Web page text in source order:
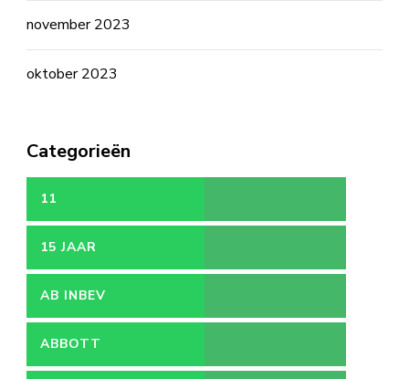
november 2023
oktober 2023
Categorieën
11
15 JAAR
AB INBEV
ABBOTT